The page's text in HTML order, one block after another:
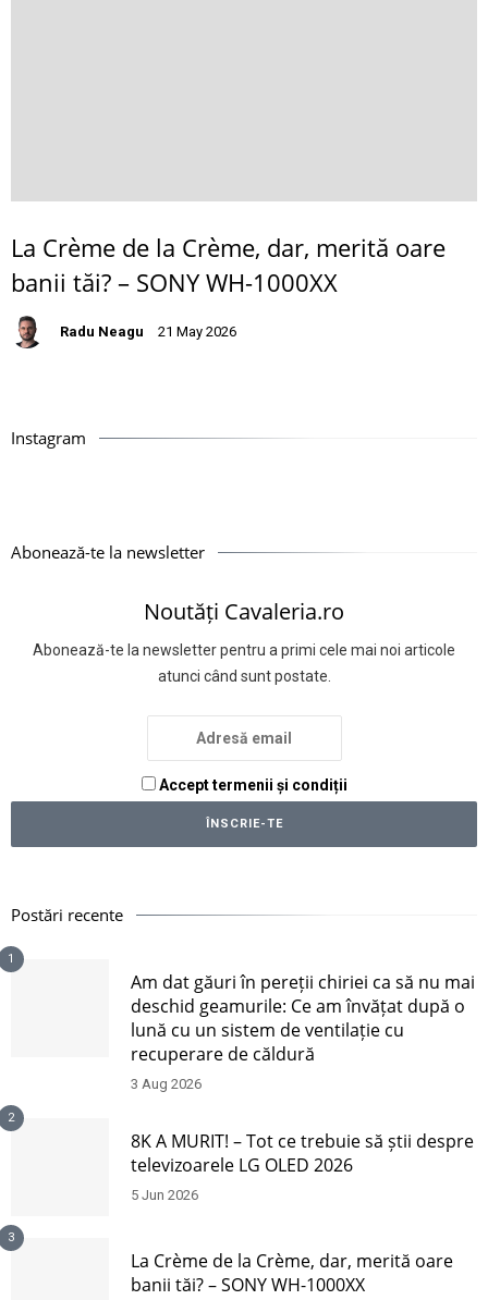
La Crème de la Crème, dar, merită oare
banii tăi? – SONY WH-1000XX
Radu Neagu 21 May 2026
Instagram
Abonează-te la newsletter
Noutăți Cavaleria.ro
Abonează-te la newsletter pentru a primi cele mai noi articole
atunci când sunt postate.
Accept termenii și condiții
Postări recente
1
Am dat găuri în pereții chiriei ca să nu mai
deschid geamurile: Ce am învățat după o
lună cu un sistem de ventilație cu
recuperare de căldură
3 Aug 2026
2
8K A MURIT! – Tot ce trebuie să știi despre
televizoarele LG OLED 2026
5 Jun 2026
3
La Crème de la Crème, dar, merită oare
banii tăi? – SONY WH-1000XX